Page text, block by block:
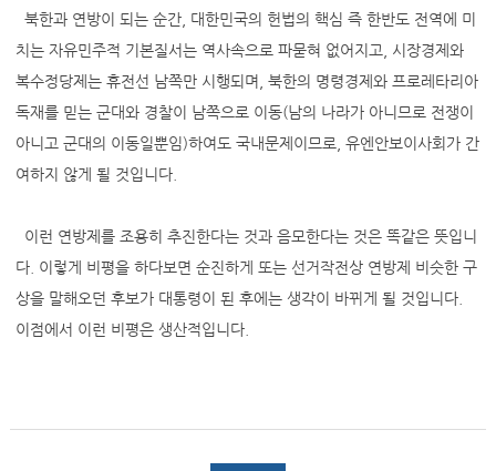
북한과 연방이 되는 순간, 대한민국의 헌법의 핵심 즉 한반도 전역에 미
치는 자유민주적 기본질서는 역사속으로 파묻혀 없어지고, 시장경제와
복수정당제는 휴전선 남쪽만 시행되며, 북한의 명령경제와 프로레타리아
독재를 믿는 군대와 경찰이 남쪽으로 이동(남의 나라가 아니므로 전쟁이
아니고 군대의 이동일뿐임)하여도 국내문제이므로, 유엔안보이사회가 간
여하지 않게 될 것입니다.
이런 연방제를 조용히 추진한다는 것과 음모한다는 것은 똑같은 뜻입니
다. 이렇게 비평을 하다보면 순진하게 또는 선거작전상 연방제 비슷한 구
상을 말해오던 후보가 대통령이 된 후에는 생각이 바뀌게 될 것입니다.
이점에서 이런 비평은 생산적입니다.